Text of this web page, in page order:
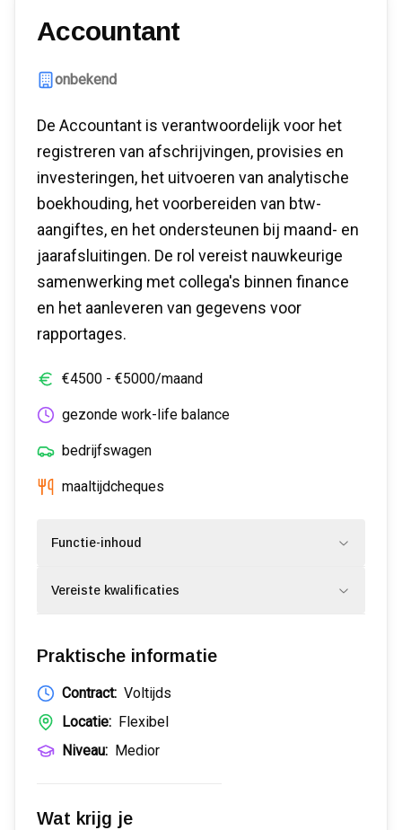
Accountant
onbekend
De Accountant is verantwoordelijk voor het
registreren van afschrijvingen, provisies en
investeringen, het uitvoeren van analytische
boekhouding, het voorbereiden van btw-
aangiftes, en het ondersteunen bij maand- en
jaarafsluitingen. De rol vereist nauwkeurige
samenwerking met collega's binnen finance
en het aanleveren van gegevens voor
rapportages.
€4500 - €5000/maand
gezonde work-life balance
bedrijfswagen
maaltijdcheques
Functie-inhoud
Vereiste kwalificaties
Praktische informatie
Contract: Voltijds
Locatie: Flexibel
Niveau: Medior
Wat krijg je